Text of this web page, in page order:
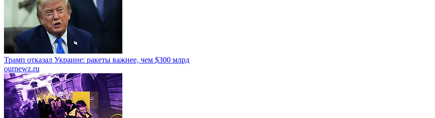
Трамп отказал Украине: ракеты важнее, чем $300 млрд
ournewz.ru